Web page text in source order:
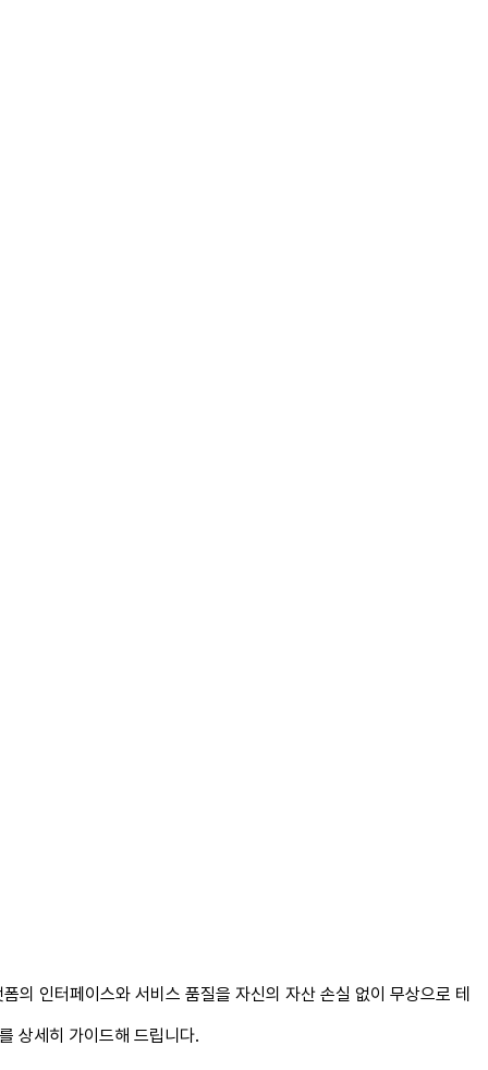
의 인터페이스와 서비스 품질을 자신의 자산 손실 없이 무상으로 테
상세히 가이드해 드립니다.